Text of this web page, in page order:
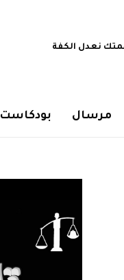
نعدل الكفة
مرسال بودكاست